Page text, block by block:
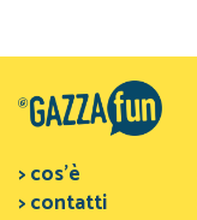
> cos'è
> contatti